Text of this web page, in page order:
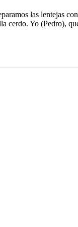
las lentejas
cerdo. Yo (Pedro),